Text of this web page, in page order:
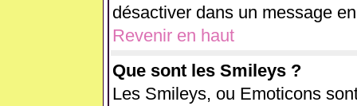
désactiver dans un message
Revenir en haut
Que sont les Smileys ?
Les Smileys, ou Emoticons